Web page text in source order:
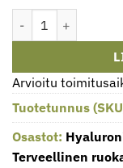
Hyaluronihappo,
Arvioitu
Tuotetunnus
Osastot:
Terveellinen